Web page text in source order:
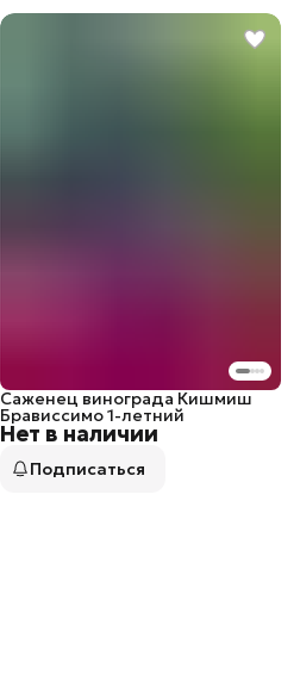
Нет в наличии
Саженец винограда Кишмиш
Брависсимо 1-летний
Подписаться